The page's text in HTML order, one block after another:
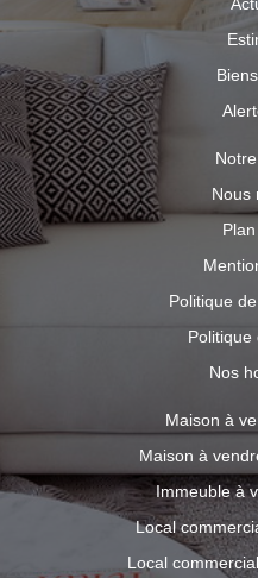
Nous
Politique
Politique
Nos
Maison à
Maison à
Immeuble à
Local
Local